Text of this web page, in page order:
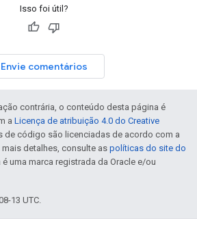
Isso foi útil?
Envie comentários
contrária, o conteúdo desta página é
a Licença de atribuição 4.0 do Creative
de código são licenciadas de acordo com a
mais detalhes, consulte as políticas do site do
é uma marca registrada da Oracle e/ou
13 UTC.